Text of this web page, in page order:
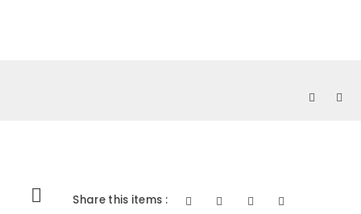
Share this items :